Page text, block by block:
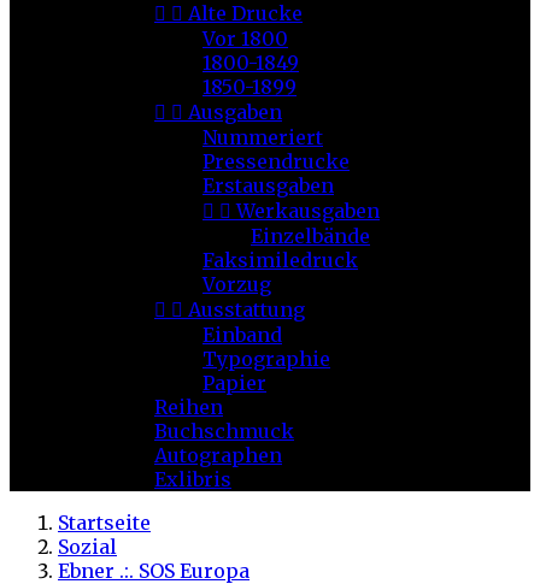
  Alte Drucke
Vor 1800
1800-1849
1850-1899
  Ausgaben
Nummeriert
Pressendrucke
Erstausgaben
  Werkausgaben
Einzelbände
Faksimiledruck
Vorzug
  Ausstattung
Einband
Typographie
Papier
Reihen
Buchschmuck
Autographen
Exlibris
Startseite
Sozial
Ebner .:. SOS Europa